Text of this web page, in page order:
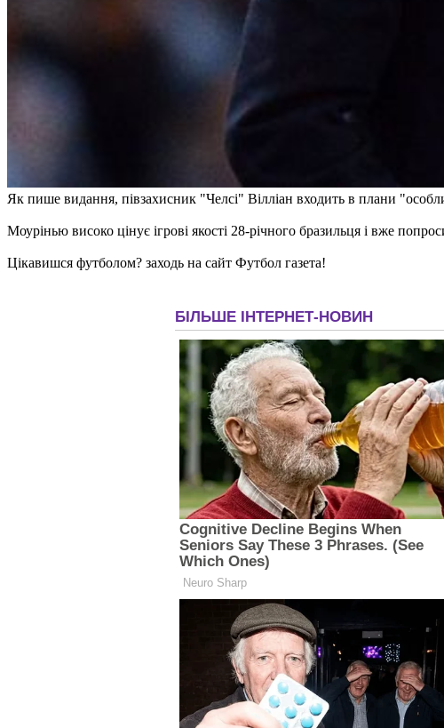
Як пише видання, півзахисник "Челсі" Вілліан входить в плани
Моурінью високо цінує ігрові якості 28-річного бразильця і вже
Цікавишся футболом? заходь на сайт Футбол газета!